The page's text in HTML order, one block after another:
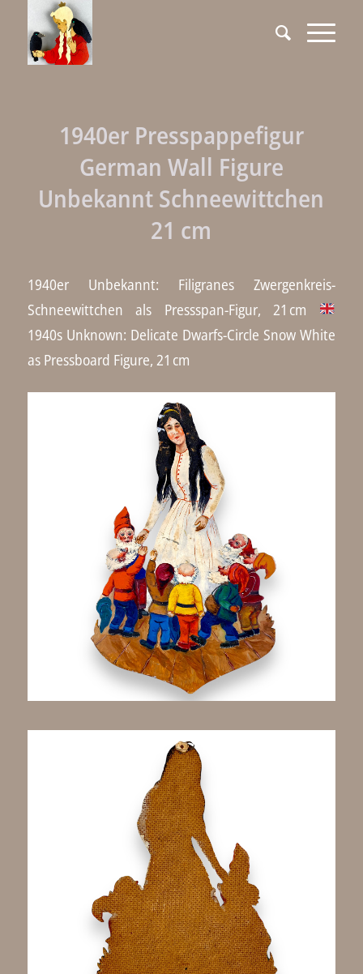
1940er Presspappefigur
German Wall Figure
Unbekannt Schneewittchen
21 cm
1940er Unbekannt: Filigranes Zwergenkreis-
Schneewittchen als Pressspan-Figur, 21 cm
1940s Unknown: Delicate Dwarfs-Circle Snow White
as Pressboard Figure, 21 cm